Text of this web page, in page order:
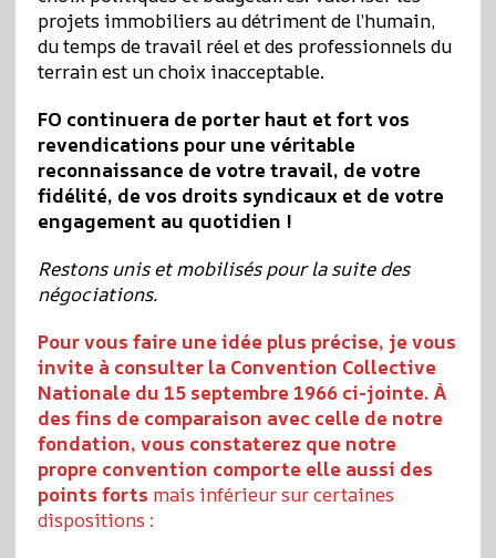
projets immobiliers au détriment de l’humain,
du temps de travail réel et des professionnels du
terrain est un choix inacceptable.
FO continuera de porter haut et fort vos
revendications pour une véritable
reconnaissance de votre travail, de votre
fidélité, de vos droits syndicaux et de votre
engagement au quotidien !
Restons unis et mobilisés pour la suite des
négociations.
Pour vous faire une idée plus précise, je vous
invite à consulter la Convention Collective
Nationale du 15 septembre 1966 ci-jointe. À
des fins de comparaison avec celle de notre
fondation, vous constaterez que notre
propre convention comporte elle aussi des
points forts mais inférieur sur certaines
dispositions :